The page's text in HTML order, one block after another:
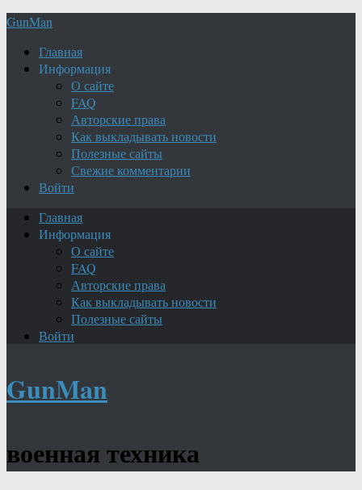
GunMan
Главная
Информация
О сайте
FAQ
Авторские права
Как выкладывать новости
Полезные сайты
Свежие комментарии
Войти
Главная
Информация
О сайте
FAQ
Авторские права
Как выкладывать новости
Полезные сайты
Войти
GunMan
военная техника